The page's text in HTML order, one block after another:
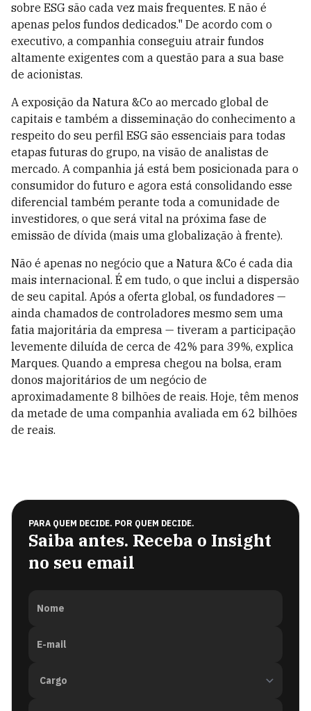
sobre ESG são cada vez mais frequentes. E não é
apenas pelos fundos dedicados." De acordo com o
executivo, a companhia conseguiu atrair fundos
altamente exigentes com a questão para a sua base
de acionistas.
A exposição da Natura &Co ao mercado global de
capitais e também a disseminação do conhecimento a
respeito do seu perfil ESG são essenciais para todas
etapas futuras do grupo, na visão de analistas de
mercado. A companhia já está bem posicionada para o
consumidor do futuro e agora está consolidando esse
diferencial também perante toda a comunidade de
investidores, o que será vital na próxima fase de
emissão de dívida (mais uma globalização à frente).
Não é apenas no negócio que a Natura &Co é cada dia
mais internacional. É em tudo, o que inclui a dispersão
de seu capital. Após a oferta global, os fundadores —
ainda chamados de controladores mesmo sem uma
fatia majoritária da empresa — tiveram a participação
levemente diluída de cerca de 42% para 39%, explica
Marques. Quando a empresa chegou na bolsa, eram
donos majoritários de um negócio de
aproximadamente 8 bilhões de reais. Hoje, têm menos
da metade de uma companhia avaliada em 62 bilhões
de reais.
PARA QUEM DECIDE. POR QUEM DECIDE.
Saiba antes. Receba o Insight
no seu email
Nome
E-mail